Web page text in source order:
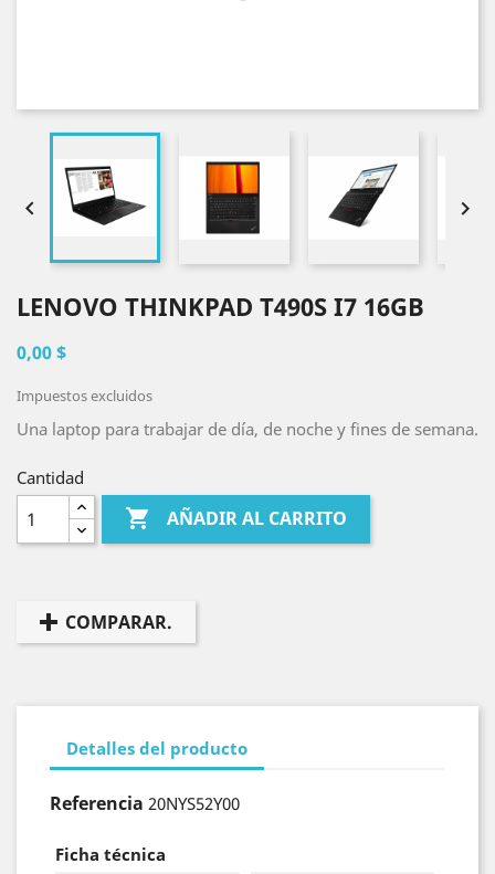
 
LENOVO THINKPAD T490S I7 16GB
0,00 $
Impuestos excluidos
Una laptop para trabajar de día, de noche y fines de semana.
Cantidad
 AÑADIR AL CARRITO
COMPARAR.
Detalles del producto
Referencia 20NYS52Y00
Ficha técnica